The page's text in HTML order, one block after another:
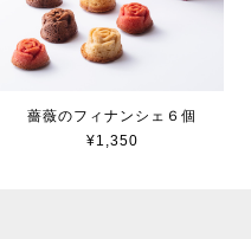
薔薇のフィナンシェ６個
¥1,350